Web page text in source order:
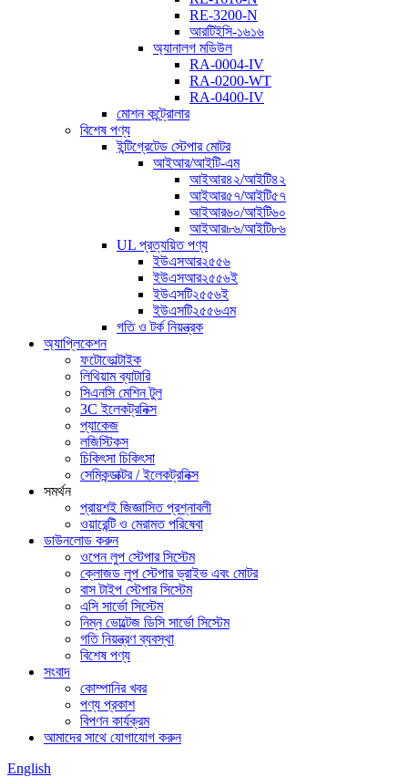
RE-3200-N
আরটিইসি-১৬১৬
অ্যানালগ মডিউল
RA-0004-IV
RA-0200-WT
RA-0400-IV
মোশন কন্ট্রোলার
বিশেষ পণ্য
ইন্টিগ্রেটেড স্টেপার মোটর
আইআর/আইটি-এম
আইআর৪২/আইটি৪২
আইআর৫৭/আইটি৫৭
আইআর৬০/আইটি৬০
আইআর৮৬/আইটি৮৬
UL প্রত্যয়িত পণ্য
ইউএসআর২৫৫৬
ইউএসআর২৫৫৬ই
ইউএসটি২৫৫৬ই
ইউএসটি২৫৫৬এম
গতি ও টর্ক নিয়ন্ত্রক
অ্যাপ্লিকেশন
ফটোভোল্টাইক
লিথিয়াম ব্যাটারি
সিএনসি মেশিন টুল
3C ইলেকট্রনিক্স
প্যাকেজ
লজিস্টিকস
চিকিৎসা চিকিৎসা
সেমিকন্ডাক্টর / ইলেকট্রনিক্স
সমর্থন
প্রায়শই জিজ্ঞাসিত প্রশ্নাবলী
ওয়ারেন্টি ও মেরামত পরিষেবা
ডাউনলোড করুন
ওপেন লুপ স্টেপার সিস্টেম
ক্লোজড লুপ স্টেপার ড্রাইভ এবং মোটর
বাস টাইপ স্টেপার সিস্টেম
এসি সার্ভো সিস্টেম
নিম্ন ভোল্টেজ ডিসি সার্ভো সিস্টেম
গতি নিয়ন্ত্রণ ব্যবস্থা
বিশেষ পণ্য
সংবাদ
কোম্পানির খবর
পণ্য প্রকাশ
বিপণন কার্যক্রম
আমাদের সাথে যোগাযোগ করুন
English